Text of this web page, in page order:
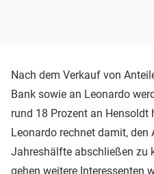
Nach dem Verkauf von
Bank sowie an Leonardo
rund 18 Prozent an Hensoldt
Leonardo rechnet damit,
Jahreshälfte abschließen zu
gehen weitere Interessenten